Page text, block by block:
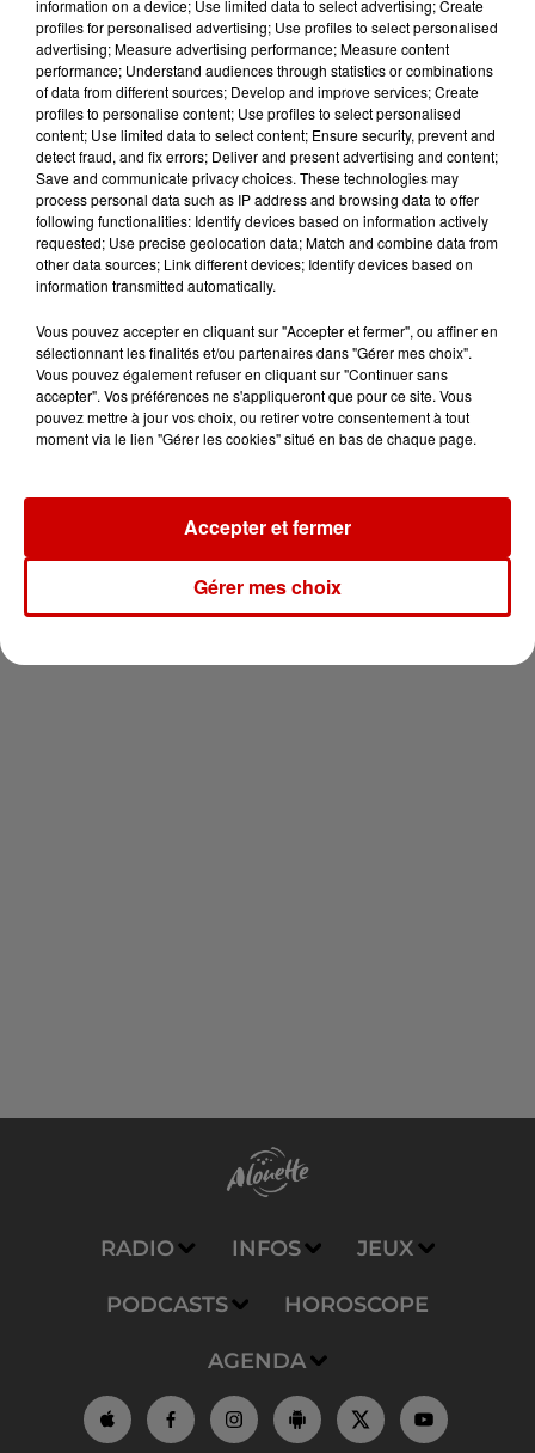
Gagnez vos entrées pour le
Musée du Sport Automobile au
Mans !
Alouette vous invite à
Futuroscope Xperiences !
Le Duel - Gagnez votre balade
en jet ski !
Newsletter
RADIO INFOS JEUX
PODCASTS HOROSCOPE
AGENDA
information on a device; Use limited data to select advertising; Create
profiles for personalised advertising; Use profiles to select personalised
advertising; Measure advertising performance; Measure content
performance; Understand audiences through statistics or combinations
of data from different sources; Develop and improve services; Create
profiles to personalise content; Use profiles to select personalised
content; Use limited data to select content; Ensure security, prevent and
detect fraud, and fix errors; Deliver and present advertising and content;
Save and communicate privacy choices. These technologies may
process personal data such as IP address and browsing data to offer
following functionalities: Identify devices based on information actively
requested; Use precise geolocation data; Match and combine data from
other data sources; Link different devices; Identify devices based on
information transmitted automatically.
Vous pouvez accepter en cliquant sur "Accepter et fermer", ou affiner en
sélectionnant les finalités et/ou partenaires dans "Gérer mes choix".
Vous pouvez également refuser en cliquant sur "Continuer sans
accepter". Vos préférences ne s'appliqueront que pour ce site. Vous
pouvez mettre à jour vos choix, ou retirer votre consentement à tout
moment via le lien "Gérer les cookies" situé en bas de chaque page.
Gérer mes choix
Accepter et fermer